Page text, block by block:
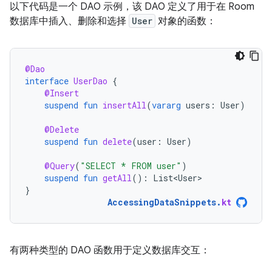
以下代码是一个 DAO 示例，该 DAO 定义了用于在 Room
数据库中插入、删除和选择 User 对象的函数：
@Dao
interface UserDao {
@Insert
suspend fun insertAll(vararg users : User)
@Delete
suspend fun delete(user : User)
@Query( "SELECT * FROM user" )
suspend fun getAll():
List<User>
}
AccessingDataSnippets. kt
有两种类型的 DAO 函数用于定义数据库交互：